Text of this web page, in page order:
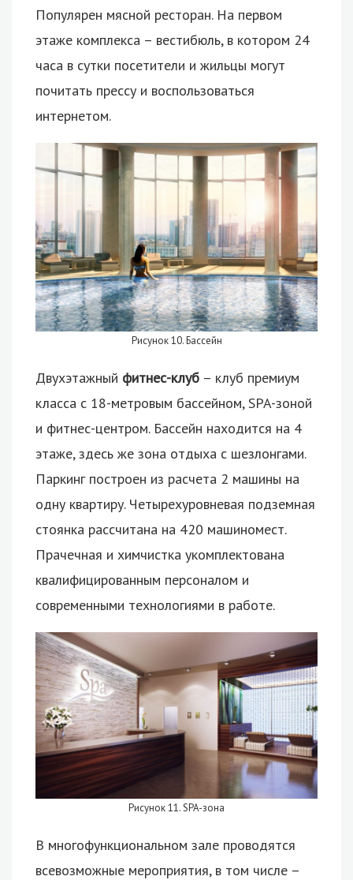
Популярен мясной ресторан. На первом
этаже комплекса – вестибюль, в котором 24
часа в сутки посетители и жильцы могут
почитать прессу и воспользоваться
интернетом.
Рисунок 10. Бассейн
Двухэтажный фитнес-клуб – клуб премиум
класса с 18-метровым бассейном, SPA-зоной
и фитнес-центром. Бассейн находится на 4
этаже, здесь же зона отдыха с шезлонгами.
Паркинг построен из расчета 2 машины на
одну квартиру. Четырехуровневая подземная
стоянка рассчитана на 420 машиномест.
Прачечная и химчистка укомплектована
квалифицированным персоналом и
современными технологиями в работе.
Рисунок 11. SPA-зона
В многофункциональном зале проводятся
всевозможные мероприятия, в том числе –